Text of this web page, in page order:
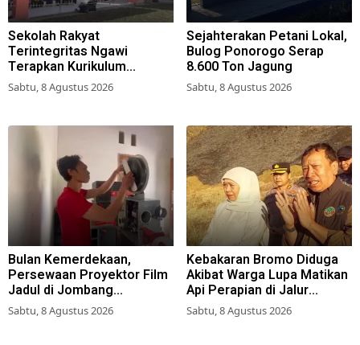
Sekolah Rakyat
Terintegritas Ngawi
Terapkan Kurikulum
Berbasis Asrama
Sabtu, 8 Agustus 2026
Sejahterakan Petani Lokal,
Bulog Ponorogo Serap
8.600 Ton Jagung
Sabtu, 8 Agustus 2026
Bulan Kemerdekaan,
Persewaan Proyektor Film
Jadul di Jombang
Meningkat
Sabtu, 8 Agustus 2026
Kebakaran Bromo Diduga
Akibat Warga Lupa Matikan
Api Perapian di Jalur
Tradisional
Sabtu, 8 Agustus 2026